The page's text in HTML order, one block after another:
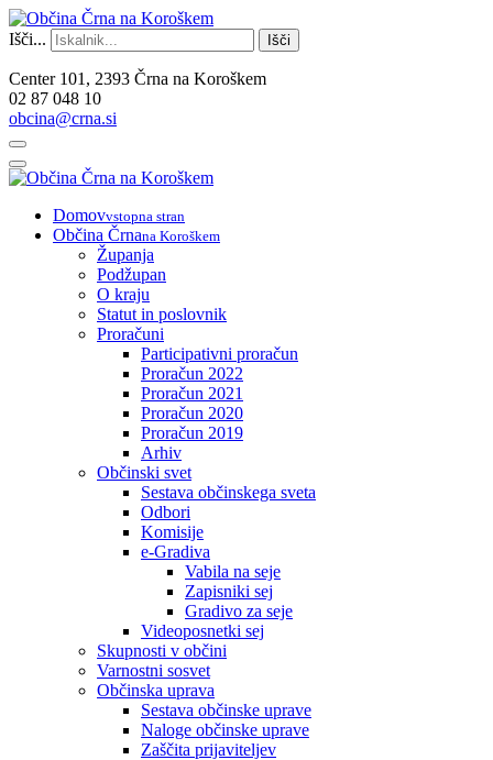
Išči... Išči
Center 101, 2393 Črna na Koroškem
02 87 048 10
obcina@crna.si
Domovvstopna stran
Občina Črnana Koroškem
Županja
Podžupan
O kraju
Statut in poslovnik
Proračuni
Participativni proračun
Proračun 2022
Proračun 2021
Proračun 2020
Proračun 2019
Arhiv
Občinski svet
Sestava občinskega sveta
Odbori
Komisije
e-Gradiva
Vabila na seje
Zapisniki sej
Gradivo za seje
Videoposnetki sej
Skupnosti v občini
Varnostni sosvet
Občinska uprava
Sestava občinske uprave
Naloge občinske uprave
Zaščita prijaviteljev